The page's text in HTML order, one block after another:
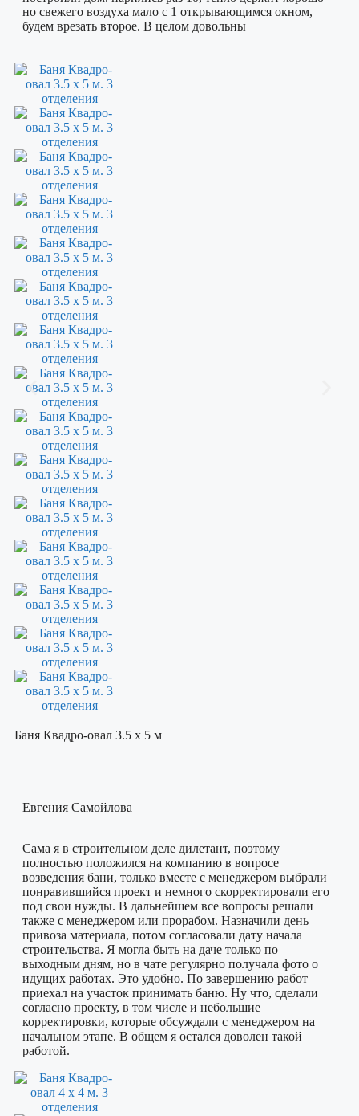
но свежего воздуха мало с 1 открывающимся окном,
будем врезать второе. В целом довольны
Баня Квадро-овал 3.5 х 5 м
Евгения Самойлова
Сама я в строительном деле дилетант, поэтому
полностью положился на компанию в вопросе
возведения бани, только вместе с менеджером выбрали
понравившийся проект и немного скорректировали его
под свои нужды. В дальнейшем все вопросы решали
также с менеджером или прорабом. Назначили день
привоза материала, потом согласовали дату начала
строительства. Я могла быть на даче только по
выходным дням, но в чате регулярно получала фото о
идущих работах. Это удобно. По завершению работ
приехал на участок принимать баню. Ну что, сделали
согласно проекту, в том числе и небольшие
корректировки, которые обсуждали с менеджером на
начальном этапе. В общем я остался доволен такой
работой.